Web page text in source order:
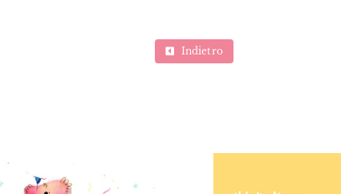
Indietro